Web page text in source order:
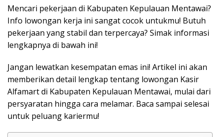
Mencari pekerjaan di Kabupaten Kepulauan Mentawai?
Info lowongan kerja ini sangat cocok untukmu! Butuh
pekerjaan yang stabil dan terpercaya? Simak informasi
lengkapnya di bawah ini!
Jangan lewatkan kesempatan emas ini! Artikel ini akan
memberikan detail lengkap tentang lowongan Kasir
Alfamart di Kabupaten Kepulauan Mentawai, mulai dari
persyaratan hingga cara melamar. Baca sampai selesai
untuk peluang kariermu!